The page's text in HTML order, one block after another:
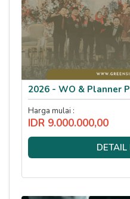
2026 - WO & Planner
Harga mulai :
IDR 9.000.000,00